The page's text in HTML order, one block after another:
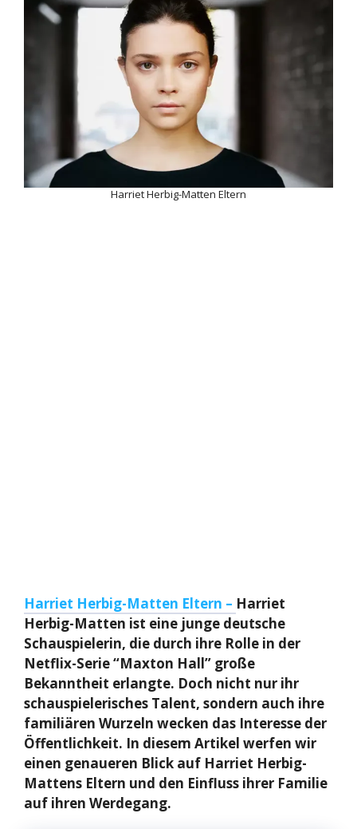
Harriet Herbig-Matten Eltern
Harriet Herbig-Matten Eltern – Harriet
Herbig-Matten ist eine junge deutsche
Schauspielerin, die durch ihre Rolle in der
Netflix-Serie “Maxton Hall” große
Bekanntheit erlangte. Doch nicht nur ihr
schauspielerisches Talent, sondern auch ihre
familiären Wurzeln wecken das Interesse der
Öffentlichkeit. In diesem Artikel werfen wir
einen genaueren Blick auf Harriet Herbig-
Mattens Eltern und den Einfluss ihrer Familie
auf ihren Werdegang.